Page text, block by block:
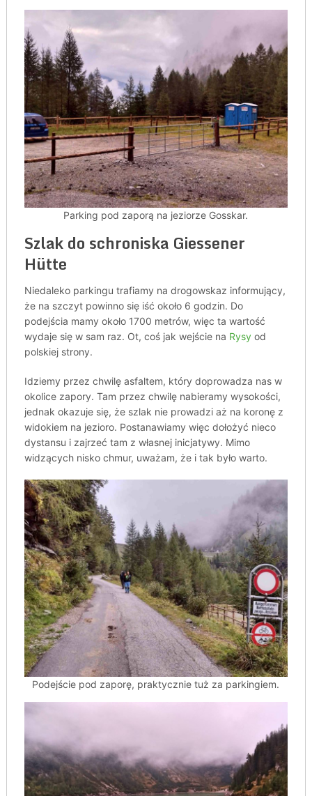
Parking pod zaporą na jeziorze Gosskar.
Szlak do schroniska Giessener
Hütte
Niedaleko parkingu trafiamy na drogowskaz informujący,
że na szczyt powinno się iść około 6 godzin. Do
podejścia mamy około 1700 metrów, więc ta wartość
wydaje się w sam raz. Ot, coś jak wejście na Rysyod
polskiej strony.
Idziemy przez chwilę asfaltem, który doprowadza nas w
okolice zapory. Tam przez chwilę nabieramy wysokości,
jednak okazuje się, że szlak nie prowadzi aż na koronę z
widokiem na jezioro. Postanawiamy więc dołożyć nieco
dystansu i zajrzeć tam z własnej inicjatywy. Mimo
widzących nisko chmur, uważam, że i tak było warto.
Podejście pod zaporę, praktycznie tuż za parkingiem.